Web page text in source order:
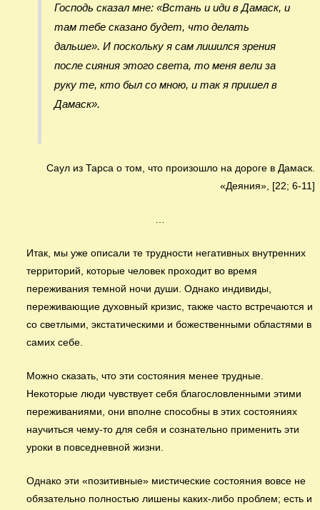
Господь сказал мне: «Встань и иди в Дамаск, и
там тебе сказано будет, что делать
дальше». И поскольку я сам лишился зрения
после сияния этого света, то меня вели за
руку те, кто был со мною, и так я пришел в
Дамаск».
Саул из Тарса о том, что произошло на дороге в Дамаск.
«Деяния», [22; 6-11]
…
Итак, мы уже описали те трудности негативных внутренних
территорий, которые человек проходит во время
переживания темной ночи души. Однако индивиды,
переживающие духовный кризис, также часто встречаются и
со светлыми, экстатическими и божественными областями в
самих себе.
Можно сказать, что эти состояния менее трудные.
Некоторые люди чувствует себя благословленными этими
переживаниями, они вполне способны в этих состояниях
научиться чему-то для себя и сознательно применить эти
уроки в повседневной жизни.
Однако эти «позитивные» мистические состояния вовсе не
обязательно полностью лишены каких-либо проблем; есть и